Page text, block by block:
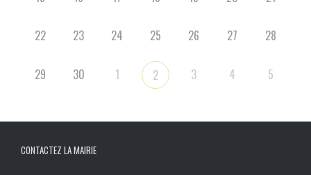
22 23 24 25 26 27 28
29 30 1 2 3 4 5
CONTACTEZ LA MAIRIE